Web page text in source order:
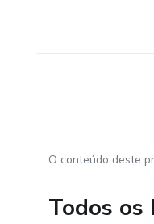
O conteúdo deste
Todos os